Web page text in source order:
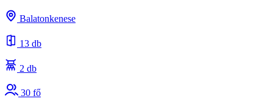
Balatonkenese
13 db
2 db
30 fő